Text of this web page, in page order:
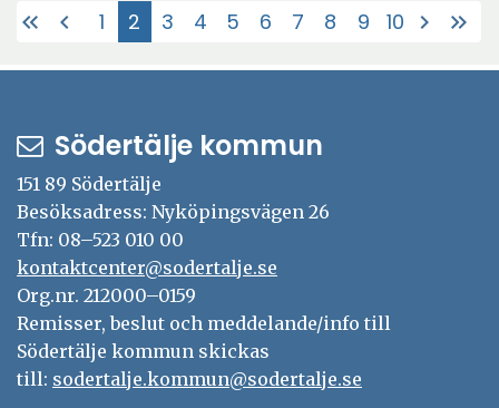
Södertälje. Med en ny e-
tjänst blir det enklare att kontakta
omsorgskontoret om något inte
keyboard_double_arrow_left chevron_left 1 2(Aktuell)
3 4 5 6 7 8 9 10 chevron_right keyboard_double_arrow_right
Södertälje kommun
151 89 Södertälje
Besöksadress: Nyköpingsvägen 26
Tfn: 08–523 010 00
kontaktcenter@sodertalje.se
Org.nr. 212000–0159
Remisser, beslut och meddelande/info till
Södertälje kommun skickas
till: sodertalje.kommun@sodertalje.se